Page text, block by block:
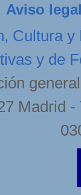
Aviso
Cultura y
y de
Madrid